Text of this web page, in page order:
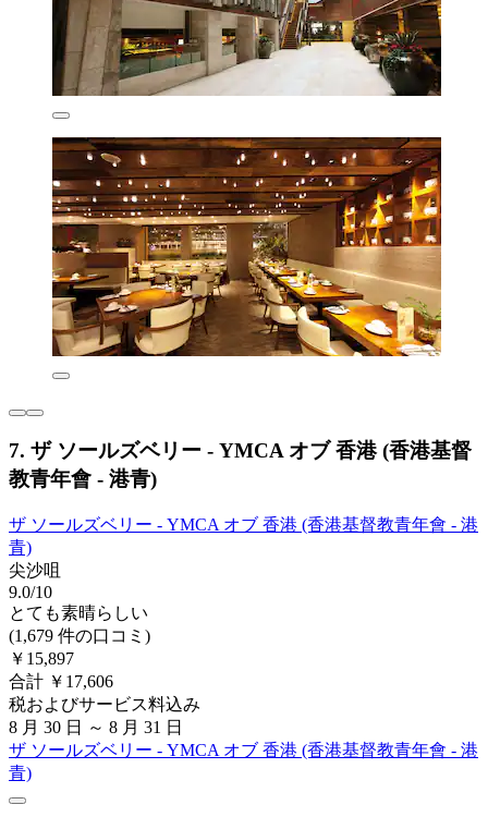
7. ザ ソールズベリー - YMCA オブ 香港 (香港基督
教青年會 - 港青)
ザ ソールズベリー - YMCA オブ 香港 (香港基督教青年會 - 港
青)
尖沙咀
9.0/10
とても素晴らしい
(1,679 件の口コミ)
￥15,897
合計 ￥17,606
税およびサービス料込み
8 月 30 日 ～ 8 月 31 日
ザ ソールズベリー - YMCA オブ 香港 (香港基督教青年會 - 港
青)